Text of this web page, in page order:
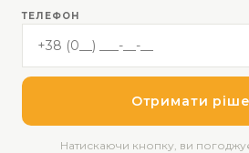
ТЕЛЕФОН
Отримати
Натискаючи кнопку, ви